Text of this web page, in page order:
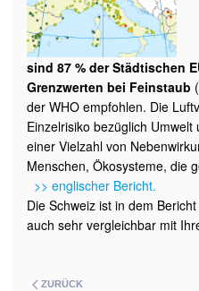
sind 87 % der Städtischen
Grenzwerten bei Feinstaub
der WHO empfohlen. Die
Einzelrisiko bezüglich
einer Vielzahl von
Menschen, Ökosysteme, die
>> englischer Bericht.
Die Schweiz ist in dem
auch sehr vergleichbar mit
ZURÜCK